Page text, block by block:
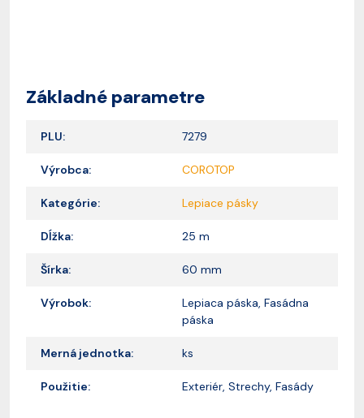
Základné parametre
PLU: 7279
Výrobca: COROTOP
Kategórie: Lepiace pásky
Dĺžka: 25 m
Šírka: 60 mm
Výrobok:
Lepiaca páska, Fasádna
páska
Merná jednotka: ks
Použitie: Exteriér, Strechy, Fasády